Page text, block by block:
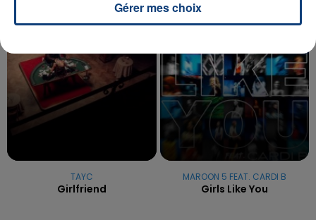
TAYC
Girlfriend
MAROON 5 FEAT. CARDI B
Girls Like You
Gérer mes choix